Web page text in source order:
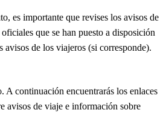
es importante que revises los avisos de
que se han puesto a disposición
de los viajeros (si corresponde).
A continuación encuentrarás los enlaces
avisos de viaje e información sobre